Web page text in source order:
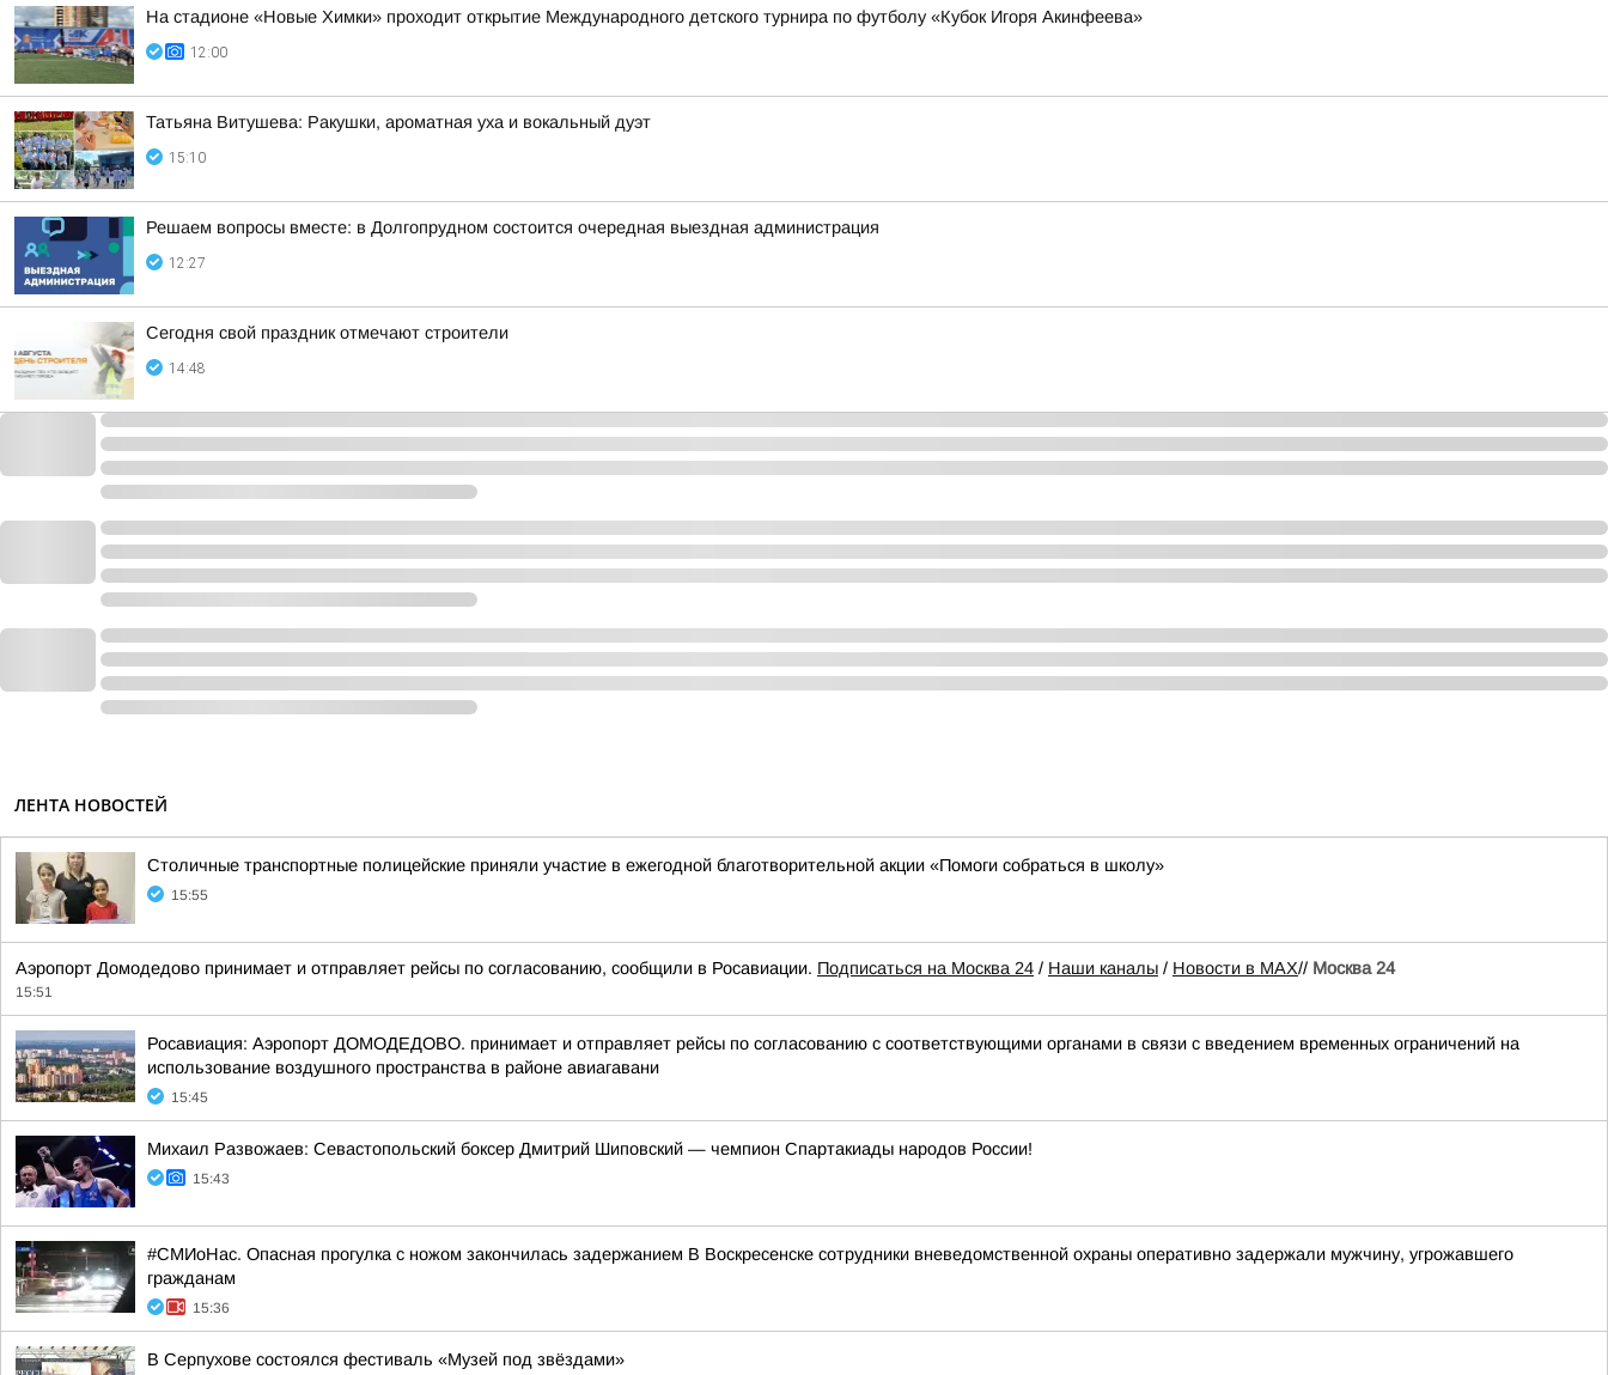
На стадионе «Новые Химки» проходит открытие Международного детского турнира по футболу «Кубок Игоря Акинфеева»
12:00
Татьяна Витушева: Ракушки, ароматная уха и вокальный дуэт
15:10
Решаем вопросы вместе: в Долгопрудном состоится очередная выездная администрация
12:27
Сегодня свой праздник отмечают строители
14:48
ЛЕНТА НОВОСТЕЙ
Столичные транспортные полицейские приняли участие в ежегодной благотворительной акции «Помоги собраться в школу»
15:55
Аэропорт Домодедово принимает и отправляет рейсы по согласованию, сообщили в Росавиации. Подписаться на Москва 24 / Наши каналы / Новости в MAX// Москва 24
15:51
Росавиация: Аэропорт ДОМОДЕДОВО. принимает и отправляет рейсы по согласованию с соответствующими органами в связи с введением временных ограничений на
использование воздушного пространства в районе авиагавани
15:45
Михаил Развожаев: Севастопольский боксер Дмитрий Шиповский — чемпион Спартакиады народов России!
15:43
#СМИоНас. Опасная прогулка с ножом закончилась задержанием В Воскресенске сотрудники вневедомственной охраны оперативно задержали мужчину, угрожавшего
гражданам
15:36
В Серпухове состоялся фестиваль «Музей под звёздами»